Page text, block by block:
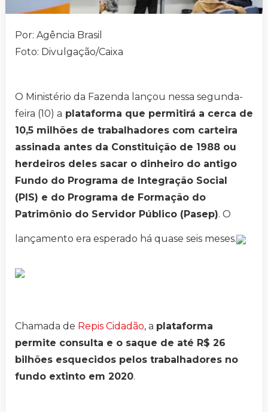
Por: Agência Brasil
Foto: Divulgação/Caixa
O Ministério da Fazenda lançou nessa segunda-
feira (10) a plataforma que permitirá a cerca de
10,5 milhões de trabalhadores com carteira
assinada antes da Constituição de 1988 ou
herdeiros deles sacar o dinheiro do antigo
Fundo do Programa de Integração Social
(PIS) e do Programa de Formação do
Patrimônio do Servidor Público (Pasep). O
lançamento era esperado há quase seis meses.
Chamada de Repis Cidadão, a plataforma
permite consulta e o saque de até R$ 26
bilhões esquecidos pelos trabalhadores no
fundo extinto em 2020.